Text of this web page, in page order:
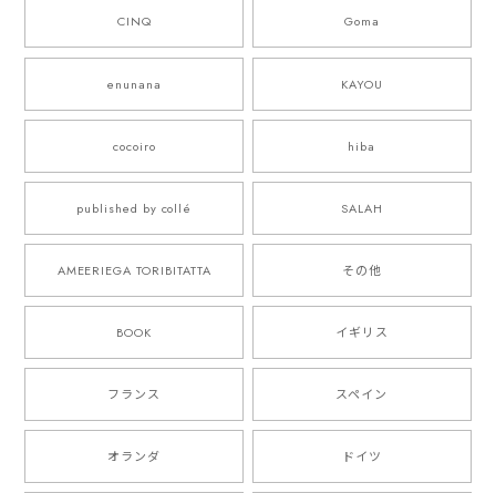
CINQ Goma
enunana KAYOU
cocoiro hiba
published by collé SALAH
AMEERIEGA TORIBITATTA その他
BOOK イギリス
フランス スペイン
オランダ ドイツ